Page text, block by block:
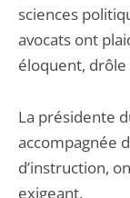
sciences
avocats ont
éloquent,
La présidente
accompagnée
d’instruction,
exigeant.